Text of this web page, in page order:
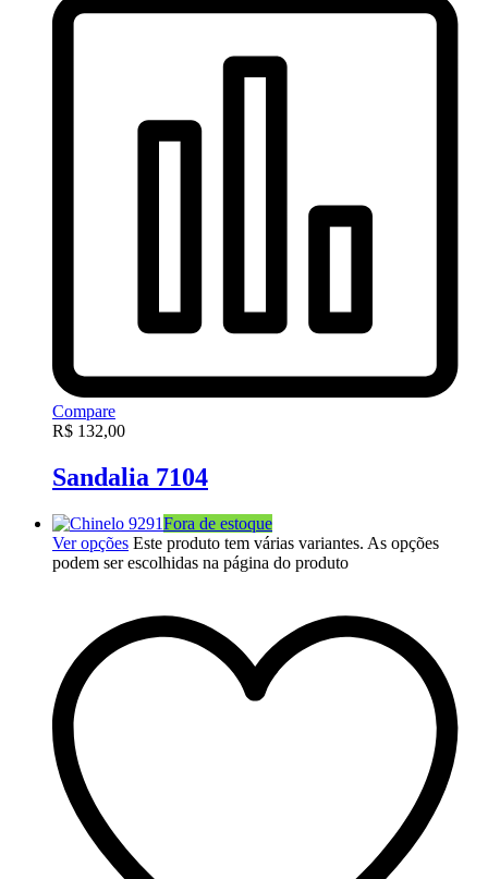
Compare
R$ 132,00
Sandalia 7104
Fora de estoque
Ver opções Este produto tem várias variantes. As opções
podem ser escolhidas na página do produto